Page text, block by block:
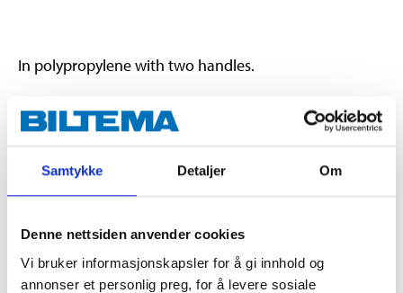
Samtykke Detaljer Om
Denne nettsiden anvender cookies
Vi bruker informasjonskapsler for å gi innhold og
annonser et personlig preg, for å levere sosiale
In polypropylene with two handles.
Technical specifications
Max. load
20 kg